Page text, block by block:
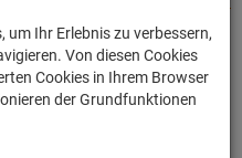
praktisch alles
Turnbeutel mit
um Ihr Erlebnis zu verbessern,
Von diesen Cookies
Cookies in Ihrem Browser
der Grundfunktionen